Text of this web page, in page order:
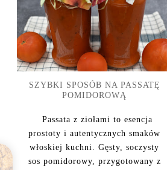
SZYBKI SPOSÓB NA PASSATĘ
POMIDOROWĄ
Passata z ziołami to esencja
prostoty i autentycznych smaków
włoskiej kuchni. Gęsty, soczysty
sos pomidorowy, przygotowany z